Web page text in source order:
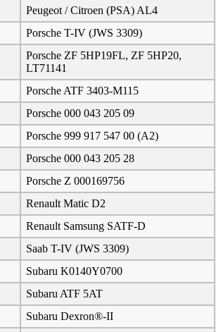
Peugeot / Citroen (PSA) AL4
Porsche T-IV (JWS 3309)
Porsche ZF 5HP19FL, ZF 5HP20,
LT71141
Porsche ATF 3403-M115
Porsche 000 043 205 09
Porsche 999 917 547 00 (A2)
Porsche 000 043 205 28
Porsche Z 000169756
Renault Matic D2
Renault Samsung SATF-D
Saab T-IV (JWS 3309)
Subaru K0140Y0700
Subaru ATF 5AT
Subaru Dexron®-II